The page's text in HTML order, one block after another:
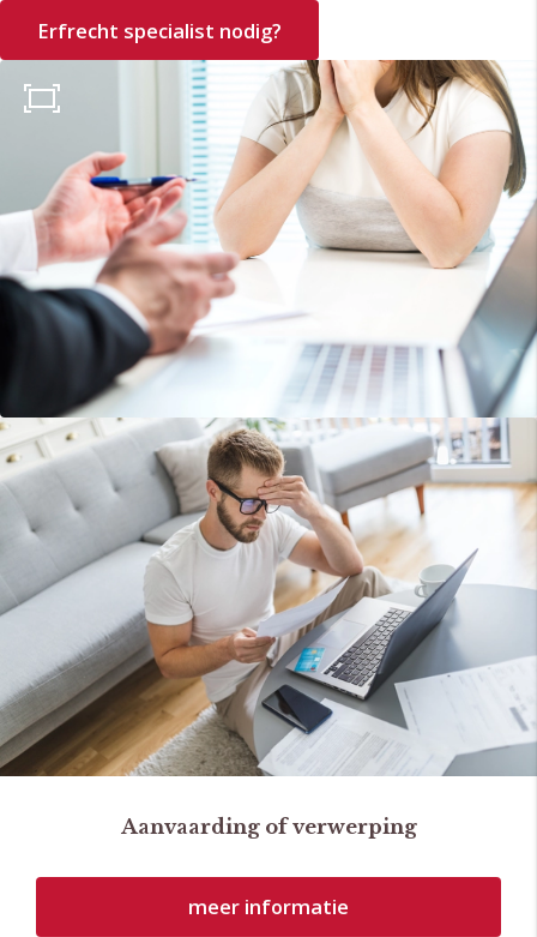
Erfrecht specialist nodig?
Aanvaarding of verwerping
meer informatie